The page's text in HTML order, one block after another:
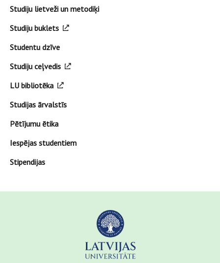
Studiju lietveži un metodiķi
Studiju buklets
Studentu dzīve
Studiju ceļvedis
LU bibliotēka
Studijas ārvalstīs
Pētījumu ētika
Iespējas studentiem
Stipendijas